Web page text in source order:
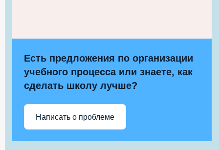
Есть предложения по организации
учебного процесса или знаете, как
сделать школу лучше?
Написать о проблеме